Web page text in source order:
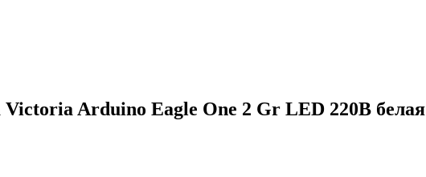
Arduino Eagle One 2 Gr LED 220В белая